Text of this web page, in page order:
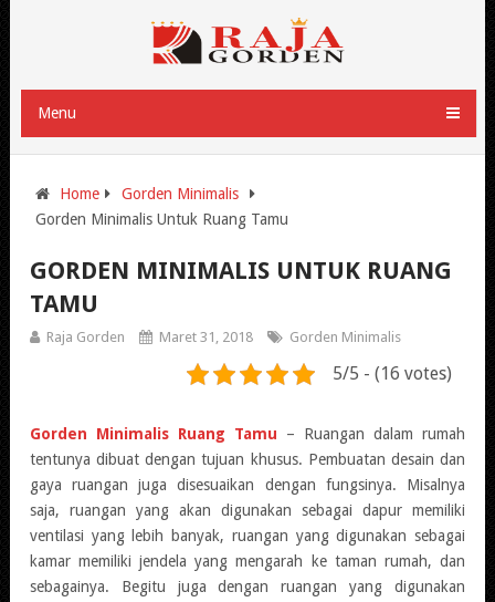
Menu
Home
Gorden Minimalis
Gorden Minimalis Untuk Ruang Tamu
GORDEN MINIMALIS UNTUK RUANG
TAMU
Raja Gorden Maret 31, 2018 Gorden Minimalis
5/5 - (16 votes)
Gorden Minimalis Ruang Tamu – Ruangan dalam rumah
tentunya dibuat dengan tujuan khusus. Pembuatan desain dan
gaya ruangan juga disesuaikan dengan fungsinya. Misalnya
saja, ruangan yang akan digunakan sebagai dapur memiliki
ventilasi yang lebih banyak, ruangan yang digunakan sebagai
kamar memiliki jendela yang mengarah ke taman rumah, dan
sebagainya. Begitu juga dengan ruangan yang digunakan